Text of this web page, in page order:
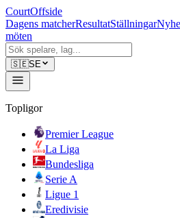
CourtOffside
Dagens matcherResultatStällningar
möten
🇸🇪SE
Topligor
Premier League
La Liga
Bundesliga
Serie A
Ligue 1
Eredivisie